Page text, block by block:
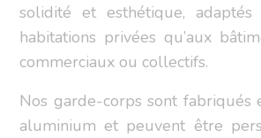
solidité et esthétique,
habitations privées qu’aux
commerciaux ou collectifs.
Nos garde-corps sont fabriqués
aluminium et peuvent être